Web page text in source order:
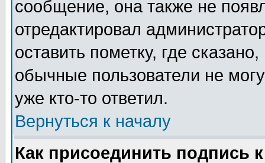
сообщение, она также не
отредактировал
оставить пометку, где
обычные пользователи не
уже кто-то ответил.
Вернуться к началу
Как присоединить подпись